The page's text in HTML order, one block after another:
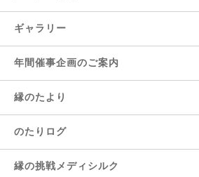
ギャラリー
年間催事企画のご案内
縁のたより
のたりログ
縁の挑戦メディシルク